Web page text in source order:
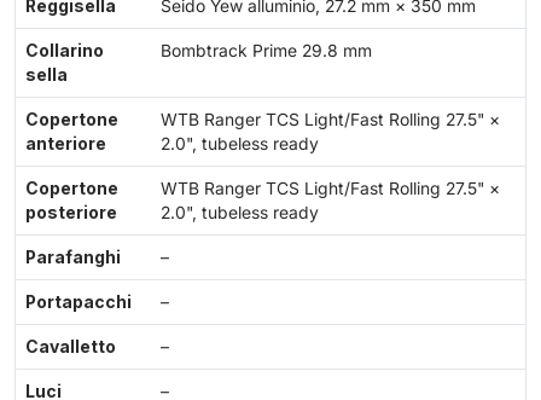
Reggisella Seido Yew alluminio, 27.2 mm × 350 mm
Collarino
sella
Bombtrack Prime 29.8 mm
Copertone
anteriore
WTB Ranger TCS Light/Fast Rolling 27.5" ×
2.0", tubeless ready
Copertone
posteriore
WTB Ranger TCS Light/Fast Rolling 27.5" ×
2.0", tubeless ready
Parafanghi –
Portapacchi –
Cavalletto –
Luci –